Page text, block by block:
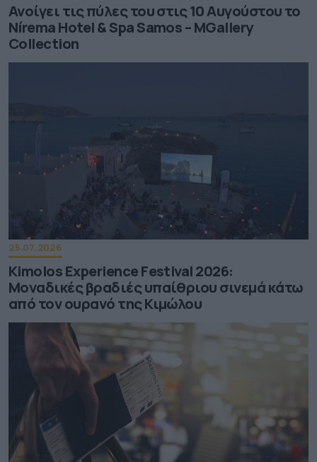
Ανοίγει τις πύλες του στις 10 Αυγούστου το
Nírema Hotel & Spa Samos – MGallery
Collection
25.07.2026
Kimolos Experience Festival 2026:
Μοναδικές βραδιές υπαίθριου σινεμά κάτω
από τον ουρανό της Κιμώλου